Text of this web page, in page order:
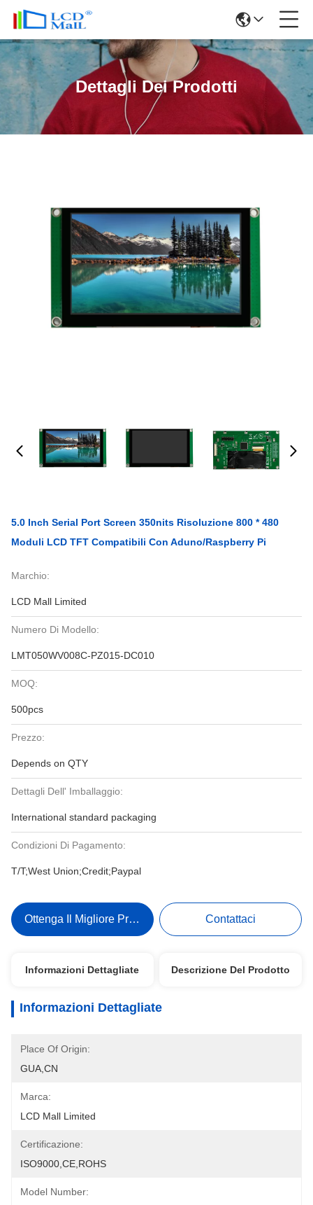
Dettagli Dei Prodotti
5.0 Inch Serial Port Screen 350nits Risoluzione 800 * 480
Moduli LCD TFT Compatibili Con Aduno/Raspberry Pi
Marchio:
LCD Mall Limited
Numero Di Modello:
LMT050WV008C-PZ015-DC010
MOQ:
500pcs
Prezzo:
Depends on QTY
Dettagli Dell' Imballaggio:
International standard packaging
Condizioni Di Pagamento:
T/T;West Union;Credit;Paypal
Ottenga Il Migliore Prezzo Contattaci
Informazioni Dettagliate Descrizione Del Prodotto
Informazioni Dettagliate
Place Of Origin:
GUA,CN
Marca:
LCD Mall Limited
Certificazione:
ISO9000,CE,ROHS
Model Number: